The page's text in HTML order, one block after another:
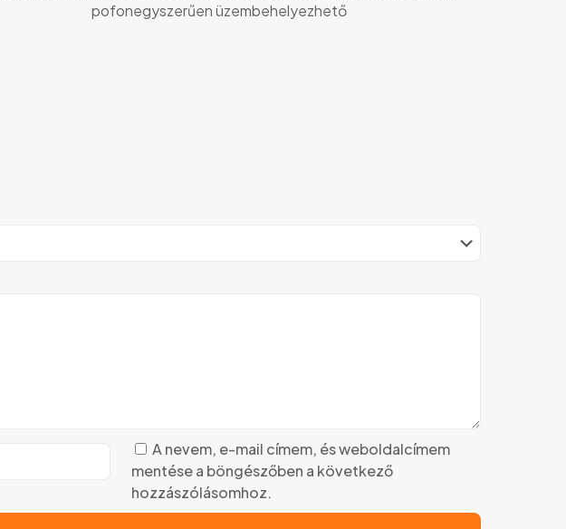
pofonegyszerűen üzembehelyezhető
A nevem, e-mail címem, és weboldalcímem
mentése a böngészőben a következő
hozzászólásomhoz.